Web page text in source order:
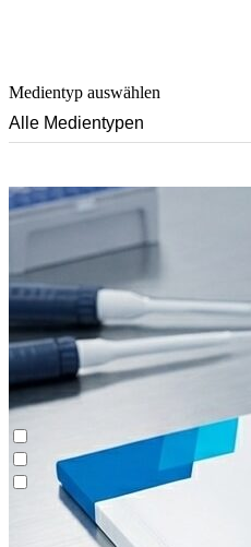
Batch-Chromatographie
Contichrom® CUBE
Demos & Einführungen
Medientyp auswählen
Alle Medientypen